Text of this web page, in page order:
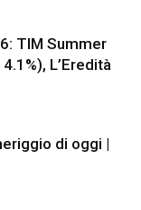
TIM Summer
L’Eredità
di oggi |